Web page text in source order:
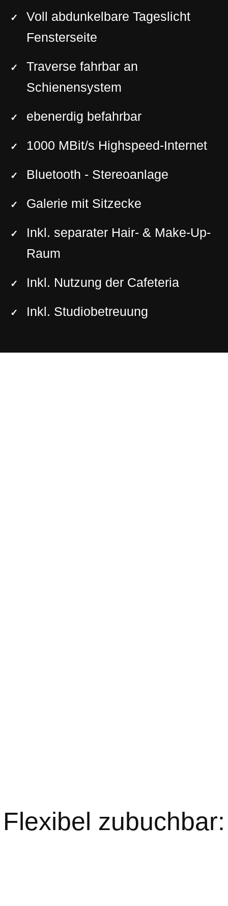
Voll abdunkelbare Tageslicht
Fensterseite
Traverse fahrbar an
Schienensystem
ebenerdig befahrbar
1000 MBit/s Highspeed-Internet
Bluetooth - Stereoanlage
Galerie mit Sitzecke
Inkl. separater Hair- & Make-Up-
Raum
Inkl. Nutzung der Cafeteria
Inkl. Studiobetreuung
Flexibel zubuchbar: